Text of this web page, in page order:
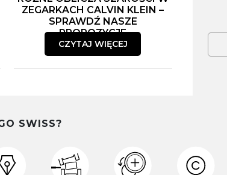
ZEGARKACH CALVIN KLEIN –
SPRAWDŹ NASZE
PROPOZYCJE
CZYTAJ WIĘCEJ
SWISS?